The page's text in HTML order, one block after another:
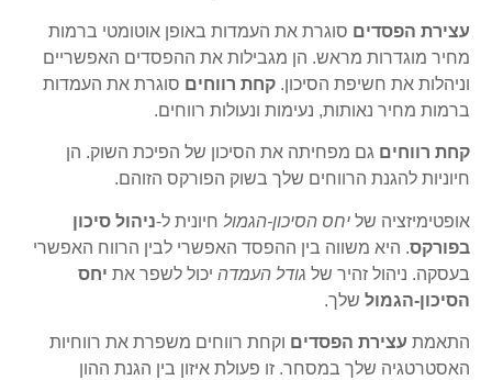
עצירת הפסדים סוגרת את העמדות באופן אוטומטי ברמות
מחיר מוגדרות מראש. הן מגבילות את ההפסדים האפשריים
וניהלות את חשיפת הסיכון. קחת רווחים סוגרת את העמדות
ברמות מחיר נאותות, נעימות ונעולות רווחים.
קחת רווחים גם מפחיתה את הסיכון של הפיכת השוק. הן
חיוניות להגנת הרווחים שלך בשוק הפורקס הזוהם.
אופטימיזציה של יחס הסיכון-הגמול חיונית ל-ניהול סיכון
בפורקס. היא משווה בין ההפסד האפשרי לבין הרווח האפשרי
בעסקה. ניהול זהיר של גודל העמדה יכול לשפר את יחס
הסיכון-הגמול שלך.
התאמת עצירת הפסדים וקחת רווחים משפרת את רווחיות
האסטרטגיה שלך במסחר. זו פעולת איזון בין הגנת ההון